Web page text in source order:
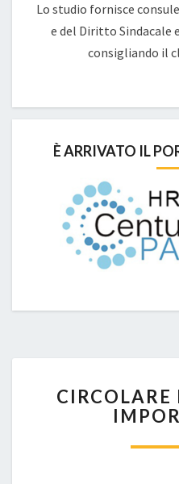
Lo studio fornisce
e del Diritto Sindacale
consigliando il
È ARRIVATO IL
CIRCOLARE